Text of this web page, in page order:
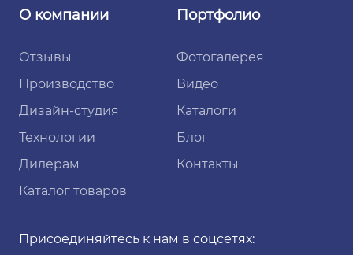
О компании
Отзывы
Производство
Дизайн-студия
Технологии
Дилерам
Каталог товаров
Портфолио
Фотогалерея
Видео
Каталоги
Блог
Контакты
Присоединяйтесь к нам в соцсетях: